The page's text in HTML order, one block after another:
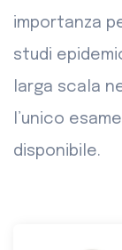
importanza
studi
larga scala
l’unico
disponibile.